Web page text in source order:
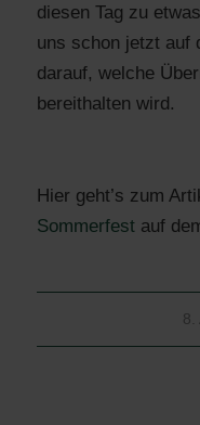
diesen Tag zu
uns schon jetzt auf
darauf, welche
bereithalten wird.
Hier geht’s zum
Sommerfestauf
8.